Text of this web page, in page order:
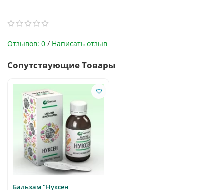
Отзывов: 0 / Написать отзыв
Сопутствующие Товары
Бальзам "Нуксен